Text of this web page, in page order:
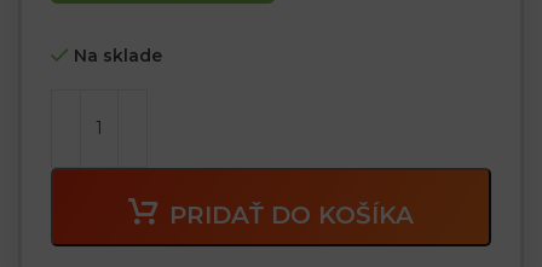
Na sklade
PRIDAŤ DO KOŠÍKA